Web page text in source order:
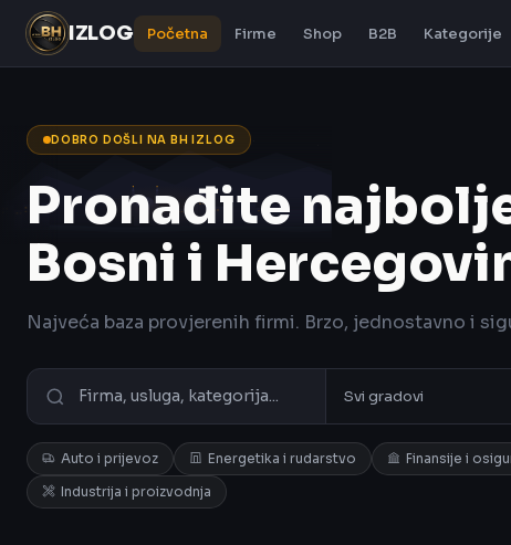
IZLOG Početna Firme Shop B2B Kategorije
DOBRO DOŠLI NA BH IZLOG
Pronađite
Bosni i
Najveća baza provjerenih firmi. Brzo, jednostavno i
Auto i prijevoz Energetika i rudarstvo Finansije i
Industrija i proizvodnja